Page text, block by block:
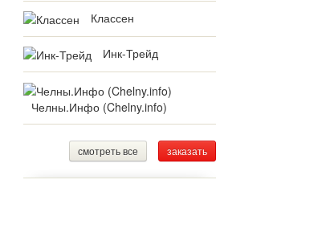
Классен
Инк-Трейд
Челны.Инфо (Chelny.info)
смотреть все заказать